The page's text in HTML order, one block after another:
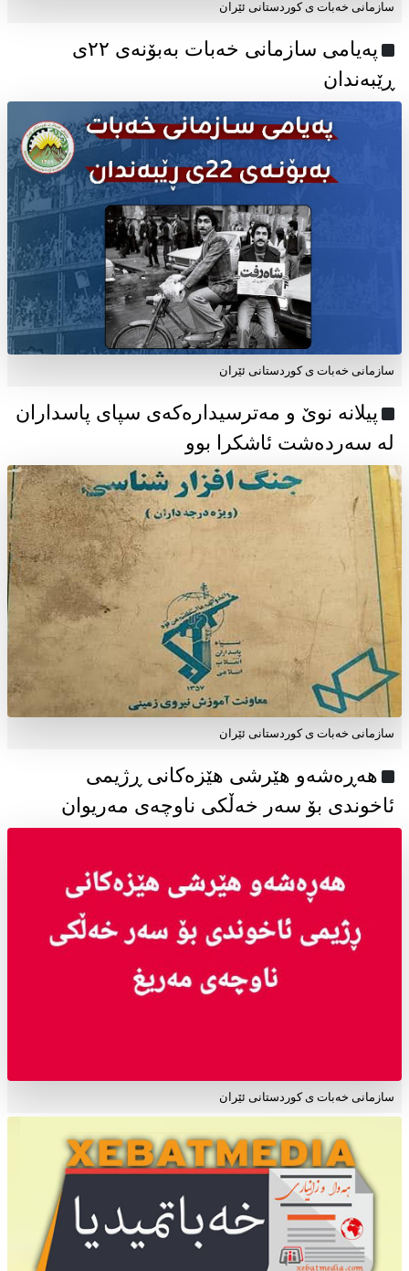
سازمانی خەبات ی کوردستانی ئێران
پەیامی سازمانی خەبات بەبۆنەی ۲۲ی
ڕێبەندان
سازمانی خەبات ی كوردستانی ئێران
پیلانە نوێ و مەترسیدارەکەی سپای پاسداران
لە سەردەشت ئاشکرا بوو
سازمانی خەبات ی كوردستانی ئێران
هەڕەشەو هێرشی هێزەکانی ڕژیمی
ئاخوندی بۆ سەر خەڵکی ناوچەی مەریوان
سازمانی خەبات ی کوردستانی ئێران